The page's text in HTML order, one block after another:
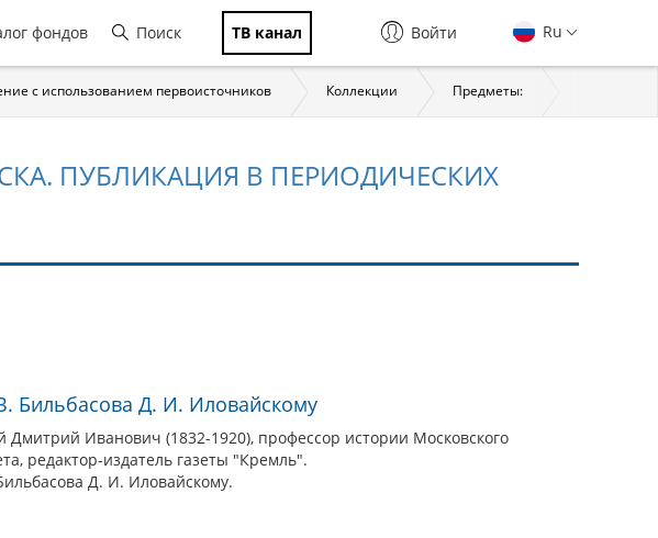
фондов Поиск ТВ канал Ru
Войти
с использованием первоисточников Коллекции Предметы:
ПУБЛИКАЦИЯ В ПЕРИОДИЧЕСКИХ
Бильбасова Д. И. Иловайскому
Дмитрий Иванович (1832-1920), профессор истории Московского
редактор-издатель газеты "Кремль".
Д. И. Иловайскому.